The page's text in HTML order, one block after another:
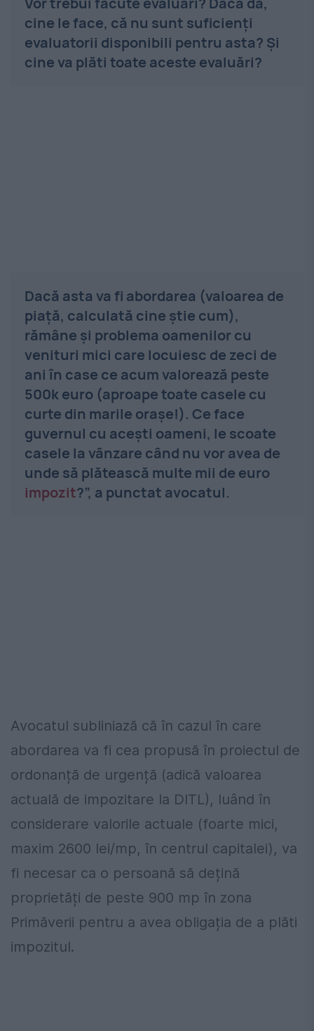
cine le face, că nu sunt suficienți
evaluatorii disponibili pentru asta? Și
cine va plăti toate aceste evaluări?
Dacă asta va fi abordarea (valoarea de
piață, calculată cine știe cum),
rămâne și problema oamenilor cu
venituri mici care locuiesc de zeci de
ani în case ce acum valorează peste
500k euro (aproape toate casele cu
curte din marile orașe!). Ce face
guvernul cu acești oameni, le scoate
casele la vânzare când nu vor avea de
unde să plătească multe mii de euro
impozit?”, a punctat avocatul.
Avocatul subliniază că în cazul în care
abordarea va fi cea propusă în proiectul de
ordonanță de urgență (adică valoarea
actuală de impozitare la DITL), luând în
considerare valorile actuale (foarte mici,
maxim 2600 lei/mp, în centrul capitalei), va
fi necesar ca o persoană să dețină
proprietăți de peste 900 mp în zona
Primăverii pentru a avea obligația de a plăti
impozitul.